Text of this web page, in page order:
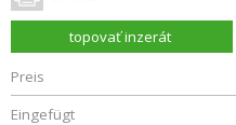
topovať inzerát
Preis
Eingefügt